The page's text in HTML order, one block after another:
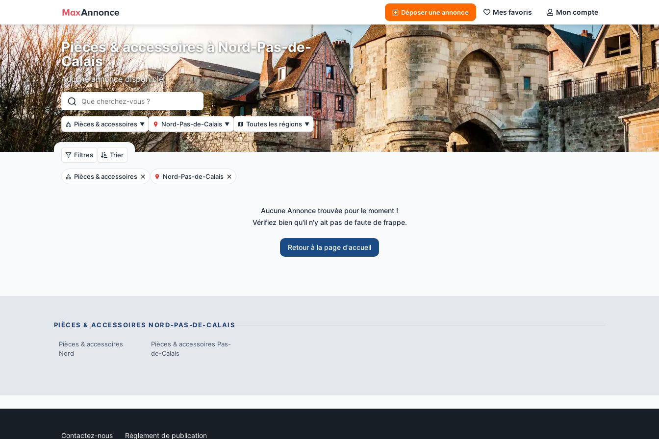
Déposer une annonce Mes favoris Mon compte
Pièces & accessoires à Nord-Pas-de-
Calais
Aucune annonce disponible
Pièces & accessoires ▼ Nord-Pas-de-Calais ▼ Toutes les régions ▼
Filtres Trier
Pièces & accessoires Nord-Pas-de-Calais
Aucune Annonce trouvée pour le moment !
Vérifiez bien qu'il n'y ait pas de faute de frappe.
Retour à la page d'accueil
PIÈCES & ACCESSOIRES NORD-PAS-DE-CALAIS
Pièces & accessoires
Nord
Pièces & accessoires Pas-
de-Calais
Contactez-nous Règlement de publication